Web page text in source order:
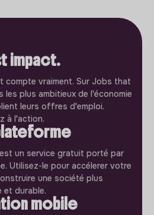
impact.
compte vraiment. Sur Jobs that
les plus ambitieux de l'économie
leurs offres d'emploi.
à l'action.
un service gratuit porté par
Utilisez-le pour accélerer votre
une société plus
et durable.
mobile